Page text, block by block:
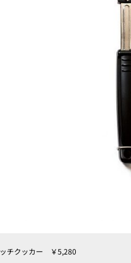
チクッカー ￥5,280